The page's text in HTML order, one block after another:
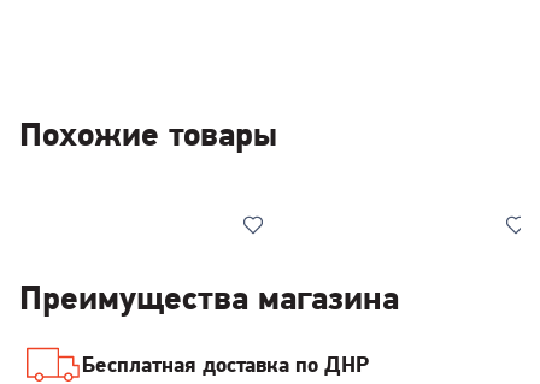
Похожие товары
Преимущества магазина
Бесплатная доставка по ДНР